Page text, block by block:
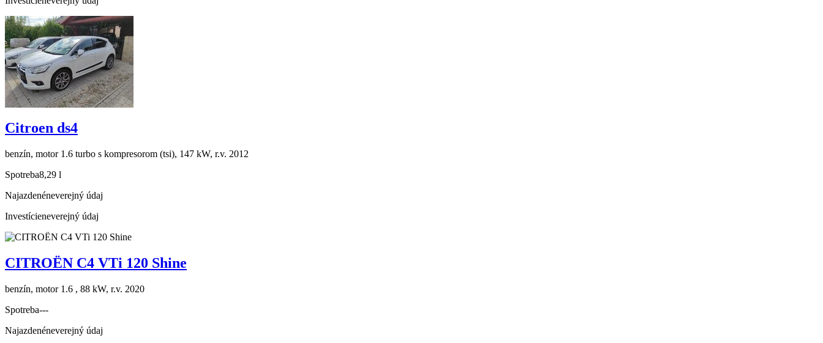
Citroen ds4
benzín, motor 1.6 turbo s kompresorom (tsi), 147 kW, r.v. 2012
Spotreba8,29 l
Najazdenéneverejný údaj
Investícieneverejný údaj
CITROËN C4 VTi 120 Shine
benzín, motor 1.6 , 88 kW, r.v. 2020
Spotreba---
Najazdenéneverejný údaj